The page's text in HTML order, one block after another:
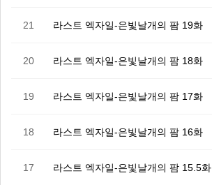
21 라스트 엑자일-은빛날개의 팜 19화
20 라스트 엑자일-은빛날개의 팜 18화
19 라스트 엑자일-은빛날개의 팜 17화
18 라스트 엑자일-은빛날개의 팜 16화
17 라스트 엑자일-은빛날개의 팜 15.5화